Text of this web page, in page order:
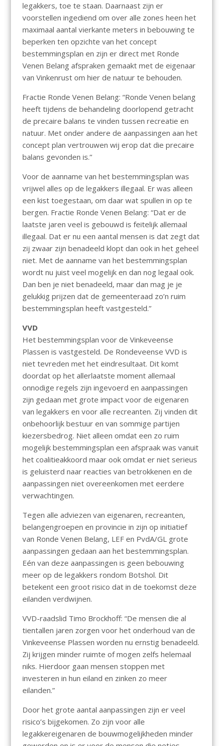
legakkers, toe te staan. Daarnaast zijn er
voorstellen ingediend om over alle zones heen het
maximaal aantal vierkante meters in bebouwing te
beperken ten opzichte van het concept
bestemmingsplan en zijn er direct met Ronde
Venen Belang afspraken gemaakt met de eigenaar
van Vinkenrust om hier de natuur te behouden.
Fractie Ronde Venen Belang: “Ronde Venen belang
heeft tijdens de behandeling doorlopend getracht
de precaire balans te vinden tussen recreatie en
natuur. Met onder andere de aanpassingen aan het
concept plan vertrouwen wij erop dat die precaire
balans gevonden is.”
Voor de aanname van het bestemmingsplan was
vrijwel alles op de legakkers illegaal. Er was alleen
een kist toegestaan, om daar wat spullen in op te
bergen. Fractie Ronde Venen Belang: “Dat er de
laatste jaren veel is gebouwd is feitelijk allemaal
illegaal. Dat er nu een aantal mensen is dat zegt dat
zij zwaar zijn benadeeld klopt dan ook in het geheel
niet. Met de aanname van het bestemmingsplan
wordt nu juist veel mogelijk en dan nog legaal ook.
Dan ben je niet benadeeld, maar dan mag je je
gelukkig prijzen dat de gemeenteraad zo’n ruim
bestemmingsplan heeft vastgesteld.”
VVD
Het bestemmingsplan voor de Vinkeveense
Plassen is vastgesteld. De Rondeveense VVD is
niet tevreden met het eindresultaat. Dit komt
doordat op het allerlaatste moment allemaal
onnodige regels zijn ingevoerd en aanpassingen
zijn gedaan met grote impact voor de eigenaren
van legakkers en voor alle recreanten. Zij vinden dit
onbehoorlijk bestuur en van sommige partijen
kiezersbedrog. Niet alleen omdat een zo ruim
mogelijk bestemmingsplan een afspraak was vanuit
het coalitieakkoord maar ook omdat er niet serieus
is geluisterd naar reacties van betrokkenen en de
aanpassingen niet overeenkomen met eerdere
verwachtingen.
Tegen alle adviezen van eigenaren, recreanten,
belangengroepen en provincie in zijn op initiatief
van Ronde Venen Belang, LEF en PvdA/GL grote
aanpassingen gedaan aan het bestemmingsplan.
Eén van deze aanpassingen is geen bebouwing
meer op de legakkers rondom Botshol. Dit
betekent een groot risico dat in de toekomst deze
eilanden verdwijnen.
VVD-raadslid Timo Brockhoff: “De mensen die al
tientallen jaren zorgen voor het onderhoud van de
Vinkeveense Plassen worden nu ernstig benadeeld.
Zij krijgen minder ruimte of mogen zelfs helemaal
niks. Hierdoor gaan mensen stoppen met
investeren in hun eiland en zinken zo meer
eilanden.”
Door het grote aantal aanpassingen zijn er veel
risico’s bijgekomen. Zo zijn voor alle
legakkereigenaren de bouwmogelijkheden minder